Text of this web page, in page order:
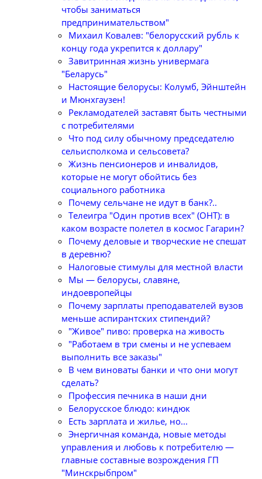
чтобы заниматься
предпринимательством"
Михаил Ковалев: "белорусский рубль к
концу года укрепится к доллару"
Завитринная жизнь универмага
"Беларусь"
Настоящие белорусы: Колумб, Эйнштейн
и Мюнхгаузен!
Рекламодателей заставят быть честными
с потребителями
Что под силу обычному председателю
сельисполкома и сельсовета?
Жизнь пенсионеров и инвалидов,
которые не могут обойтись без
социального работника
Почему сельчане не идут в банк?..
Телеигра "Один против всех" (ОНТ): в
каком возрасте полетел в космос Гагарин?
Почему деловые и творческие не спешат
в деревню?
Налоговые стимулы для местной власти
Мы — белорусы, славяне,
индоевропейцы
Почему зарплаты преподавателей вузов
меньше аспирантских стипендий?
"Живое" пиво: проверка на живость
"Работаем в три смены и не успеваем
выполнить все заказы"
В чем виноваты банки и что они могут
сделать?
Профессия печника в наши дни
Белорусское блюдо: киндюк
Есть зарплата и жилье, но...
Энергичная команда, новые методы
управления и любовь к потребителю —
главные составные возрождения ГП
"Минскрыбпром"